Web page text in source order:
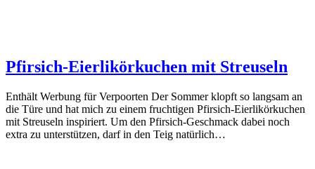
Pfirsich-Eierlikörkuchen mit Streuseln
Enthält Werbung für Verpoorten Der Sommer klopft so langsam an
die Türe und hat mich zu einem fruchtigen Pfirsich-Eierlikörkuchen
mit Streuseln inspiriert. Um den Pfirsich-Geschmack dabei noch
extra zu unterstützen, darf in den Teig natürlich…